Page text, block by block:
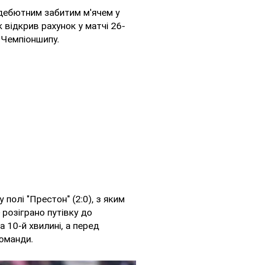
дебютним забитим м'ячем у
відкрив рахунок у матчі 26-
"Престон" (2:0), з яким
путівку до
10-й хвилині, а перед